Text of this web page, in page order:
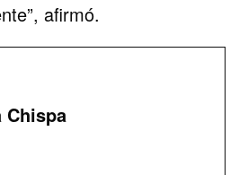
afirmó.
Chispa